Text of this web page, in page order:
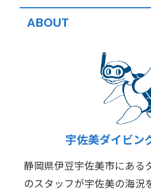
ABOUT
宇佐美ダイビン
静岡県伊豆宇佐美市にある
のスタッフが宇佐美の海況